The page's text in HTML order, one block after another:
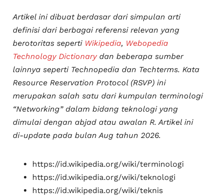
Artikel ini dibuat berdasar dari simpulan arti
definisi dari berbagai referensi relevan yang
berotoritas seperti Wikipedia, Webopedia
Technology Dictionarydan beberapa sumber
lainnya seperti Technopedia dan Techterms. Kata
Resource Reservation Protocol (RSVP) ini
merupakan salah satu dari kumpulan terminologi
“Networking” dalam bidang teknologi yang
dimulai dengan abjad atau awalan R. Artikel ini
di-update pada bulan Aug tahun 2026.
https://id.wikipedia.org/wiki/terminologi
https://id.wikipedia.org/wiki/teknologi
https://id.wikipedia.org/wiki/teknis